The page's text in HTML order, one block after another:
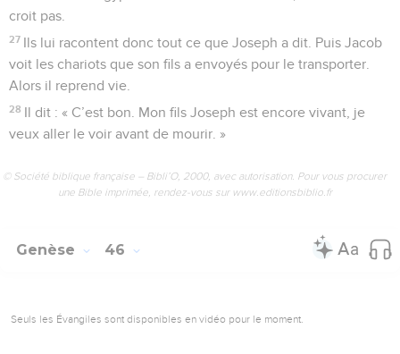
croit pas.
27 Ils lui racontent donc tout ce que Joseph a dit. Puis Jacob
voit les chariots que son fils a envoyés pour le transporter.
Alors il reprend vie.
28 Il dit : « C’est bon. Mon fils Joseph est encore vivant, je
veux aller le voir avant de mourir. »
© Société biblique française – Bibli’O, 2000, avec autorisation. Pour vous procurer
une Bible imprimée, rendez-vous sur www.editionsbiblio.fr
Genèse 46
Seuls les Évangiles sont disponibles en vidéo pour le moment.